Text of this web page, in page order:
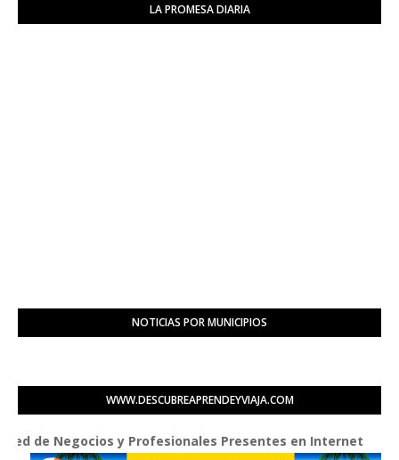
LA PROMESA DIARIA
NOTICIAS POR MUNICIPIOS
WWW.DESCUBREAPRENDEYVIAJA.COM
y Profesionales Presentes en Internet